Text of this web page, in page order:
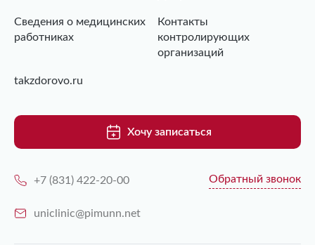
Сведения о медицинских
работниках
Контакты
контролирующих
организаций
takzdorovo.ru
Хочу записаться
+7 (831) 422-20-00 Обратный звонок
uniclinic@pimunn.net